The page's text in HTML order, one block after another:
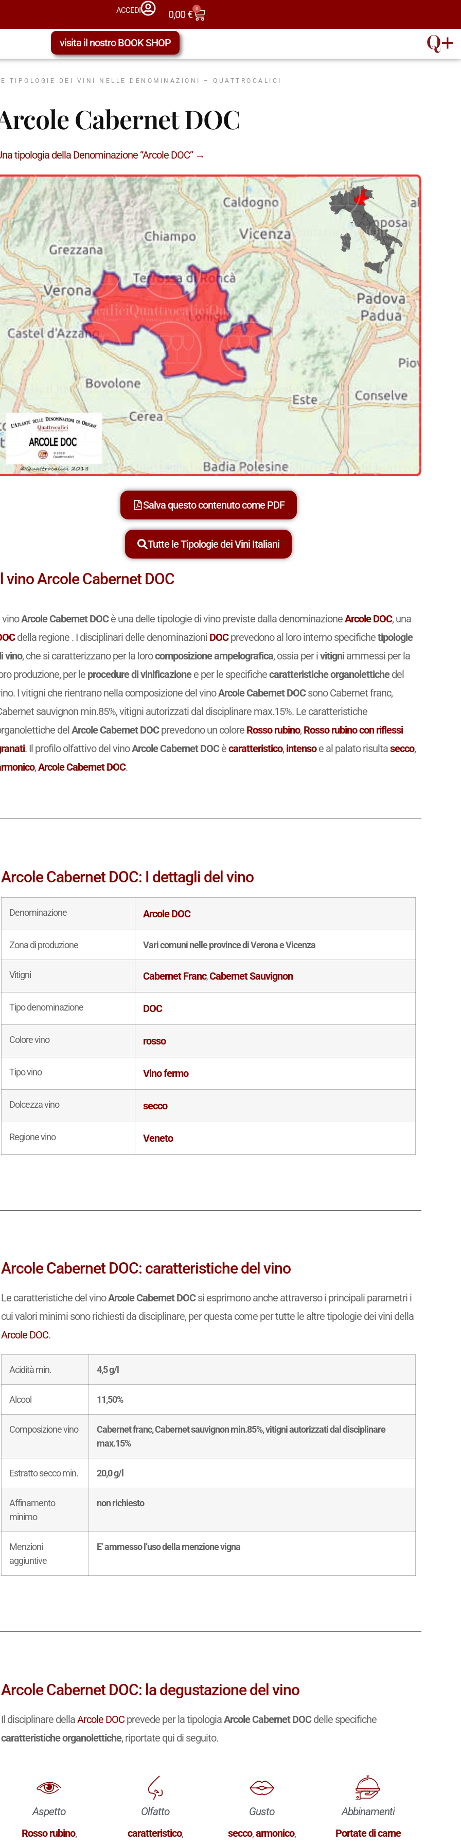
ACCEDI 0,00€ 0
visita il nostro BOOK SHOP
TIPOLOGIE DEI VINI NELLE DENOMINAZIONI – QUATTROCALICI
Cabernet DOC
tipologia della Denominazione “Arcole DOC” →
Salva questo contenuto come PDF
Tutte le Tipologie dei Vini Italiani
vino Arcole Cabernet DOC
vinoArcole Cabernet DOCè una delle tipologie di vino previste dalla denominazioneArcole DOC, una
della regione . I disciplinari delle denominazioni DOCprevedono al loro interno specifichetipologie
vino, che si caratterizzano per la lorocomposizione ampelografica, ossia per ivitigniammessi per la
produzione, per le procedure di vinificazionee per le specifichecaratteristiche organolettichedel
I vitigni che rientrano nella composizione del vinoArcole Cabernet DOCsono Cabernet franc,
sauvignon min.85%, vitigni autorizzati dal disciplinare max.15%. Le caratteristiche
delArcole Cabernet DOCprevedono un colore Rosso rubino, Rosso rubino con riflessi
. Il profilo olfattivo del vinoArcole Cabernet DOCècaratteristico, intensoe al palato risultasecco,
,Arcole Cabernet DOC.
Arcole Cabernet DOC: I dettagli del vino
Denominazione Arcole DOC
Zona di produzione Vari comuni nelle province di Verona e Vicenza
Vitigni Cabernet Franc,Cabernet Sauvignon
Tipo denominazione DOC
Colore vino rosso
Tipo vino Vino fermo
Dolcezza vino secco
Regione vino Veneto
Arcole Cabernet DOC: caratteristiche del vino
Le caratteristiche del vinoArcole Cabernet DOCsi esprimono anche attraverso i principali parametri i
cui valori minimi sono richiesti da disciplinare, per questa come per tutte le altre tipologie dei vini della
Arcole DOC.
Acidità min. 4,5 g/l
Alcool 11,50%
Composizione vino
Cabernet franc, Cabernet sauvignon min.85%, vitigni autorizzati dal disciplinare
max.15%
Estratto secco min. 20,0 g/l
Affinamento
minimo
non richiesto
Menzioni
aggiuntive
E’ ammesso l’uso della menzione vigna
Arcole Cabernet DOC: la degustazione del vino
Il disciplinare dellaArcole DOC prevede per la tipologiaArcole Cabernet DOCdelle specifiche
caratteristiche organolettiche, riportate qui di seguito.
Aspetto
Rosso rubino,
Olfatto
caratteristico,
Gusto
secco,armonico,
Abbinamenti
Portate di carne